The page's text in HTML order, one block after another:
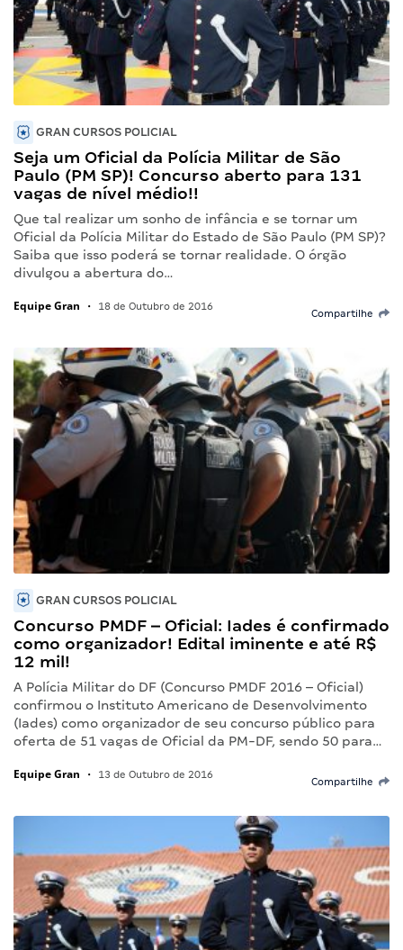
GRAN CURSOS POLICIAL
Seja um Oficial da Polícia Militar de São
Paulo (PM SP)! Concurso aberto para 131
vagas de nível médio!!
Que tal realizar um sonho de infância e se tornar um
Oficial da Polícia Militar do Estado de São Paulo (PM SP)?
Saiba que isso poderá se tornar realidade. O órgão
divulgou a abertura do…
Equipe Gran • 18 de Outubro de 2016
Compartilhe
GRAN CURSOS POLICIAL
Concurso PMDF – Oficial: Iades é confirmado
como organizador! Edital iminente e até R$
12 mil!
A Polícia Militar do DF (Concurso PMDF 2016 – Oficial)
confirmou o Instituto Americano de Desenvolvimento
(Iades) como organizador de seu concurso público para
oferta de 51 vagas de Oficial da PM-DF, sendo 50 para…
Equipe Gran • 13 de Outubro de 2016
Compartilhe